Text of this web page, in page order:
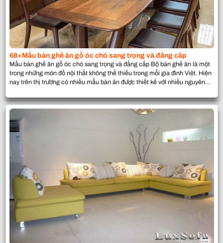
68+Mẫu bàn ghế ăn gỗ óc chó sang trọng và đẳng cấp
Mẫu bàn ghế ăn gỗ óc chó sang trọng và đẳng cấp Bộ bàn ghế ăn là một
trong những món đồ nội thất không thể thiếu trong mỗi gia đình Việt. Hiện
nay trên thị trường có nhiều mẫu bàn ăn được thiết kế với nhiều nguyên